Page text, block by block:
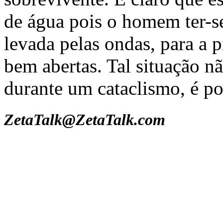
de água pois o homem ter-
levada pelas ondas, para a
bem abertas. Tal situação
durante um cataclismo, é
ZetaTalk@ZetaTalk.com